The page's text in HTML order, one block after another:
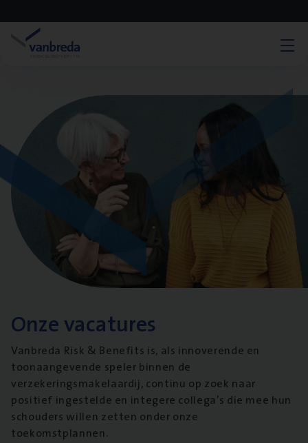
Onze vacatures
Vanbreda Risk & Benefits is, als innoverende en
toonaangevende speler binnen de
verzekeringsmakelaardij, continu op zoek naar
positief ingestelde en integere collega’s die mee hun
schouders willen zetten onder onze
toekomstplannen.